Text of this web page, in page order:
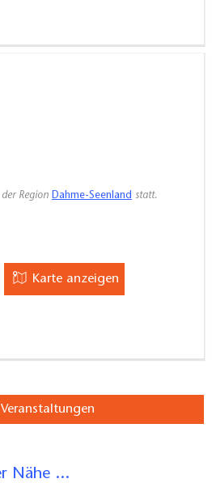
Region Dahme-Seenland statt.
Karte anzeigen
Nähe ...